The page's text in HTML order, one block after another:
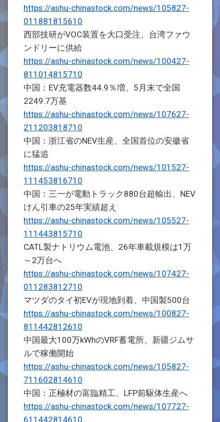
https://ashu-chinastock.com/news/105827-
011881815610
西部技研がVOC装置を大口受注、台湾ファウ
ンドリーに供給
https://ashu-chinastock.com/news/100427-
811014815710
中国：EV充電器数44.9％増、5月末で全国
2249.7万基
https://ashu-chinastock.com/news/107627-
211203818710
中国：浙江省のNEV生産、全国首位の安徽省
に猛追
https://ashu-chinastock.com/news/101527-
111453816710
中国：三一が電動トラック880台超輸出、NEV
けん引車の25年実績超え
https://ashu-chinastock.com/news/105527-
111443815710
CATL製ナトリウム電池、26年車載規模は1万
～2万台へ
https://ashu-chinastock.com/news/107427-
011283812710
マツダのタイ初EVが現地到着、中国製500台
https://ashu-chinastock.com/news/100827-
811442812610
中国最大100万kWhのVRF蓄電所、新疆ジムサ
ルで稼働開始
https://ashu-chinastock.com/news/105827-
711602814610
中国：正極材の富臨精工、LFP前駆体生産へ
https://ashu-chinastock.com/news/107727-
611442814610